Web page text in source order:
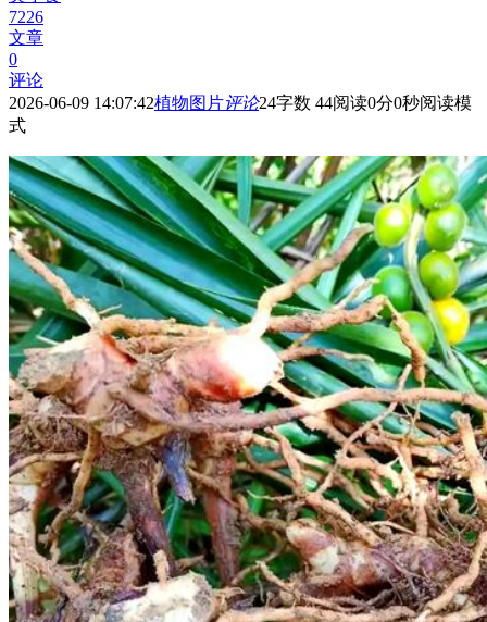
7226
文章
0
评论
2026-06-09 14:07:42植物图片评论24字数 44阅读0分0秒阅读模
式